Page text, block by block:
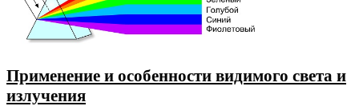
Применение и особенности видимого света и
излучения